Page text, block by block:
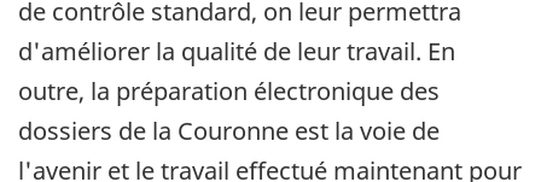
de contrôle standard, on leur permettra
d'améliorer la qualité de leur travail. En
outre, la préparation électronique des
dossiers de la Couronne est la voie de
l'avenir et le travail effectué maintenant pour